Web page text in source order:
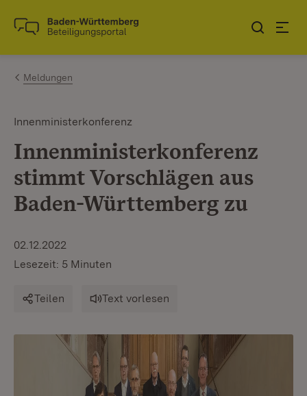
Zum Inhalt springen
Link zur Startseite
Meldungen
Innenministerkonferenz
Innenministerkonferenz
stimmt Vorschlägen aus
Baden-Württemberg zu
02.12.2022
Lesezeit: 5 Minuten
Teilen Text vorlesen